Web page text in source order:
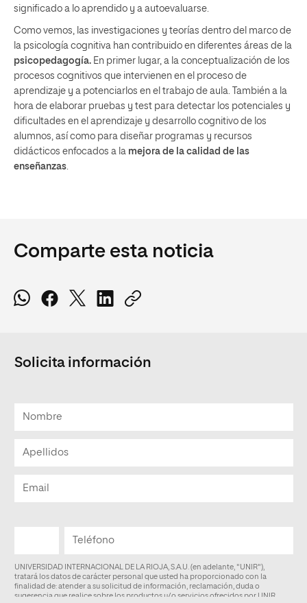
significado a lo aprendido y a autoevaluarse.
Como vemos, las investigaciones y teorías dentro del marco de
la psicología cognitiva han contribuido en diferentes áreas de la
psicopedagogía. En primer lugar, a la conceptualización de los
procesos cognitivos que intervienen en el proceso de
aprendizaje y a potenciarlos en el trabajo de aula. También a la
hora de elaborar pruebas y test para detectar los potenciales y
dificultades en el aprendizaje y desarrollo cognitivo de los
alumnos, así como para diseñar programas y recursos
didácticos enfocados a la mejora de la calidad de las
enseñanzas.
Comparte esta noticia
Solicita información